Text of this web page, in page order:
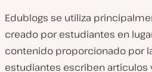
Edublogs se utiliza
creado por estudiantes en
contenido proporcionado por
estudiantes escriben artículos